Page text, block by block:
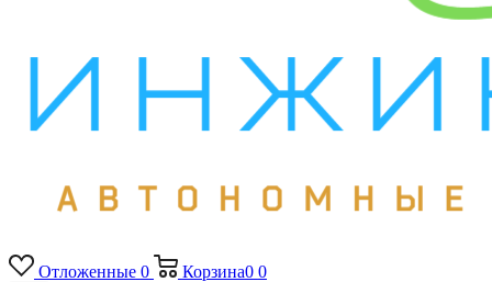
Отложенные 0 Корзина0 0